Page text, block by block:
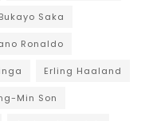
Bukayo Saka
Ronaldo
Erling Haaland
Min Son